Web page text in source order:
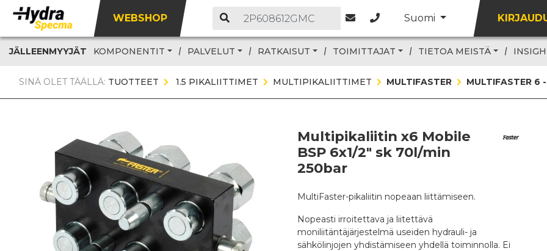
WEBSHOP Suomi
JÄLLEENMYYJÄT KOMPONENTIT PALVELUT RATKAISUT TOIMITTAJAT TIETOA MEISTÄ
SINÄ OLET TÄÄLLÄ: TUOTTEET 1.5 PIKALIITTIMET MULTIPIKALIITTIMET MULTIFASTER MULTIFASTER 6
Multipikaliitin x6 Mobile
BSP 6x1/2" sk 70l/min
250bar
MultiFaster-pikaliitin nopeaan liittämiseen.
Nopeasti irroitettava ja liitettävä
moniliitäntäjärjestelmä useiden hydrauli- ja
sähkölinjojen yhdistämiseen yhdellä toiminnolla. Ei